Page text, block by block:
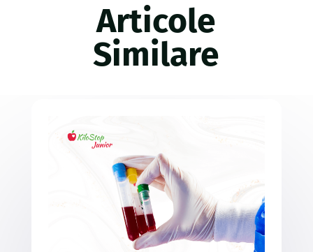
Articole
Similare